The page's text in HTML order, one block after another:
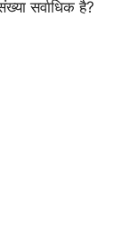
सर्वाधिक है?